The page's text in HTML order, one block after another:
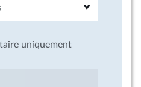
uniquement